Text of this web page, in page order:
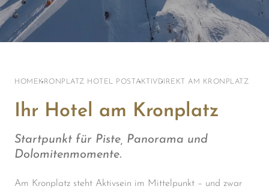
HOME KRONPLATZ HOTEL POST AKTIV DIREKT AM KRONPLATZ
Ihr Hotel am Kronplatz
Startpunkt für Piste, Panorama und
Dolomitenmomente.
Am Kronplatz steht Aktivsein im Mittelpunkt – und zwar